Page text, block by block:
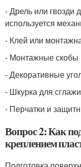
- Дрель или гвозди
используется
- Клей или
- Монтажные скобы
- Декоративные
- Шкурка для
- Перчатки и
Вопрос 2: Как
креплением